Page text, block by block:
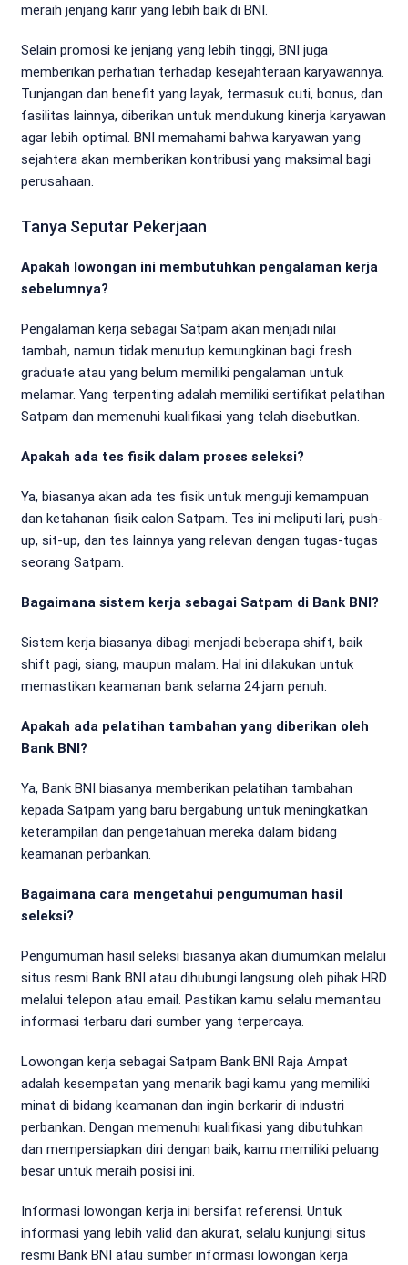
meraih jenjang karir yang lebih baik di BNI.
Selain promosi ke jenjang yang lebih tinggi, BNI juga
memberikan perhatian terhadap kesejahteraan karyawannya.
Tunjangan dan benefit yang layak, termasuk cuti, bonus, dan
fasilitas lainnya, diberikan untuk mendukung kinerja karyawan
agar lebih optimal. BNI memahami bahwa karyawan yang
sejahtera akan memberikan kontribusi yang maksimal bagi
perusahaan.
Tanya Seputar Pekerjaan
Apakah lowongan ini membutuhkan pengalaman kerja
sebelumnya?
Pengalaman kerja sebagai Satpam akan menjadi nilai
tambah, namun tidak menutup kemungkinan bagi fresh
graduate atau yang belum memiliki pengalaman untuk
melamar. Yang terpenting adalah memiliki sertifikat pelatihan
Satpam dan memenuhi kualifikasi yang telah disebutkan.
Apakah ada tes fisik dalam proses seleksi?
Ya, biasanya akan ada tes fisik untuk menguji kemampuan
dan ketahanan fisik calon Satpam. Tes ini meliputi lari, push-
up, sit-up, dan tes lainnya yang relevan dengan tugas-tugas
seorang Satpam.
Bagaimana sistem kerja sebagai Satpam di Bank BNI?
Sistem kerja biasanya dibagi menjadi beberapa shift, baik
shift pagi, siang, maupun malam. Hal ini dilakukan untuk
memastikan keamanan bank selama 24 jam penuh.
Apakah ada pelatihan tambahan yang diberikan oleh
Bank BNI?
Ya, Bank BNI biasanya memberikan pelatihan tambahan
kepada Satpam yang baru bergabung untuk meningkatkan
keterampilan dan pengetahuan mereka dalam bidang
keamanan perbankan.
Bagaimana cara mengetahui pengumuman hasil
seleksi?
Pengumuman hasil seleksi biasanya akan diumumkan melalui
situs resmi Bank BNI atau dihubungi langsung oleh pihak HRD
melalui telepon atau email. Pastikan kamu selalu memantau
informasi terbaru dari sumber yang terpercaya.
Lowongan kerja sebagai Satpam Bank BNI Raja Ampat
adalah kesempatan yang menarik bagi kamu yang memiliki
minat di bidang keamanan dan ingin berkarir di industri
perbankan. Dengan memenuhi kualifikasi yang dibutuhkan
dan mempersiapkan diri dengan baik, kamu memiliki peluang
besar untuk meraih posisi ini.
Informasi lowongan kerja ini bersifat referensi. Untuk
informasi yang lebih valid dan akurat, selalu kunjungi situs
resmi Bank BNI atau sumber informasi lowongan kerja